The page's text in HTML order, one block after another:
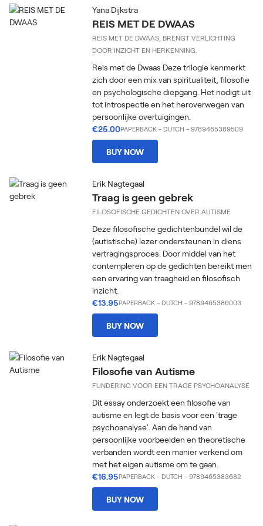
Yana Dijkstra
REIS MET DE DWAAS
REIS MET DE DWAAS, BRENGT VERLICHTING
DOOR INZICHT EN HERKENNING.
Reis met de Dwaas Deze trilogie kenmerkt
zich door een mix van spiritualiteit, filosofie
en psychologische diepgang. Het nodigt uit
tot introspectie en het heroverwegen van
persoonlijke overtuigingen.
€25.00PAPERBACK - DUTCH - 9789465389509
BUY NOW
Erik Nagtegaal
Traag is geen gebrek
FILOSOFISCHE GEDICHTEN OVER AUTISME
Deze filosofische gedichtenbundel wil de
(autistische) lezer ondersteunen in diens
vertragingsproces. Door middel van het
contempleren op de gedichten bereikt men
een ervaring van traagheid en filosofisch
inzicht.
€13.95PAPERBACK - DUTCH - 9789465386003
BUY NOW
Erik Nagtegaal
Filosofie van Autisme
FUNDERING VOOR EEN TRAGE PSYCHOANALYSE
Dit essay onderzoekt een filosofie van
autisme en legt de basis voor een 'trage
psychoanalyse'. Aan de hand van
persoonlijke voorbeelden en theoretische
verbanden wordt een manier verkend om
met het eigen autisme om te gaan.
€16.95PAPERBACK - DUTCH - 9789465383682
BUY NOW